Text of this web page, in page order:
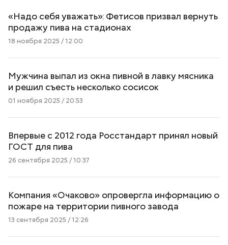
«Надо себя уважать»: Фетисов призвал вернуть
продажу пива на стадионах
18 ноября 2025 / 12:00
Мужчина выпал из окна пивной в лавку мясника
и решил съесть несколько сосисок
01 ноября 2025 / 20:53
Впервые с 2012 года Росстандарт принял новый
ГОСТ для пива
26 сентября 2025 / 10:37
Компания «Очаково» опровергла информацию о
пожаре на территории пивного завода
13 сентября 2025 / 12:26